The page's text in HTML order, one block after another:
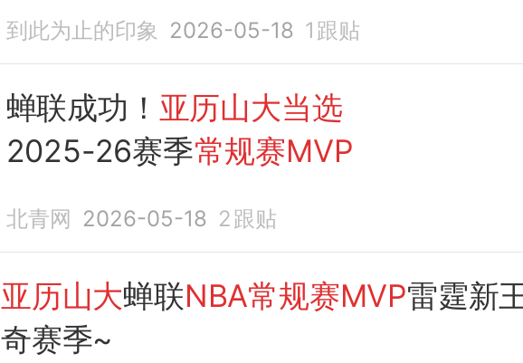
到此为止的印象 2026-05-18 1 跟贴
蝉联成功！ 亚历山大当选
2025-26赛季常规赛MVP
北青网 2026-05-18 2 跟贴
亚历山大蝉联NBA常规赛MVP雷霆新
奇赛季~